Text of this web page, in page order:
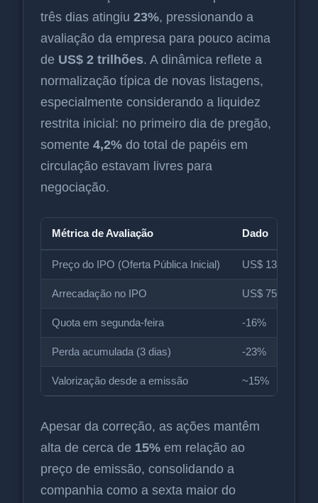
três dias atingiu 23%, pressionando a
avaliação da empresa para pouco acima
de US$ 2 trilhões. A dinâmica reflete a
normalização típica de novas listagens,
especialmente considerando a liquidez
restrita inicial: no primeiro dia de pregão,
somente 4,2% do total de papéis em
circulação estavam livres para
negociação.
Métrica de Avaliação Dado
Preço do IPO (Oferta Pública Inicial) US$ 135
Arrecadação no IPO US$ 75 bilhões
Quota em segunda-feira -16%
Perda acumulada (3 dias) -23%
Valorização desde a emissão ~15%
Apesar da correção, as ações mantêm
alta de cerca de 15% em relação ao
preço de emissão, consolidando a
companhia como a sexta maior do